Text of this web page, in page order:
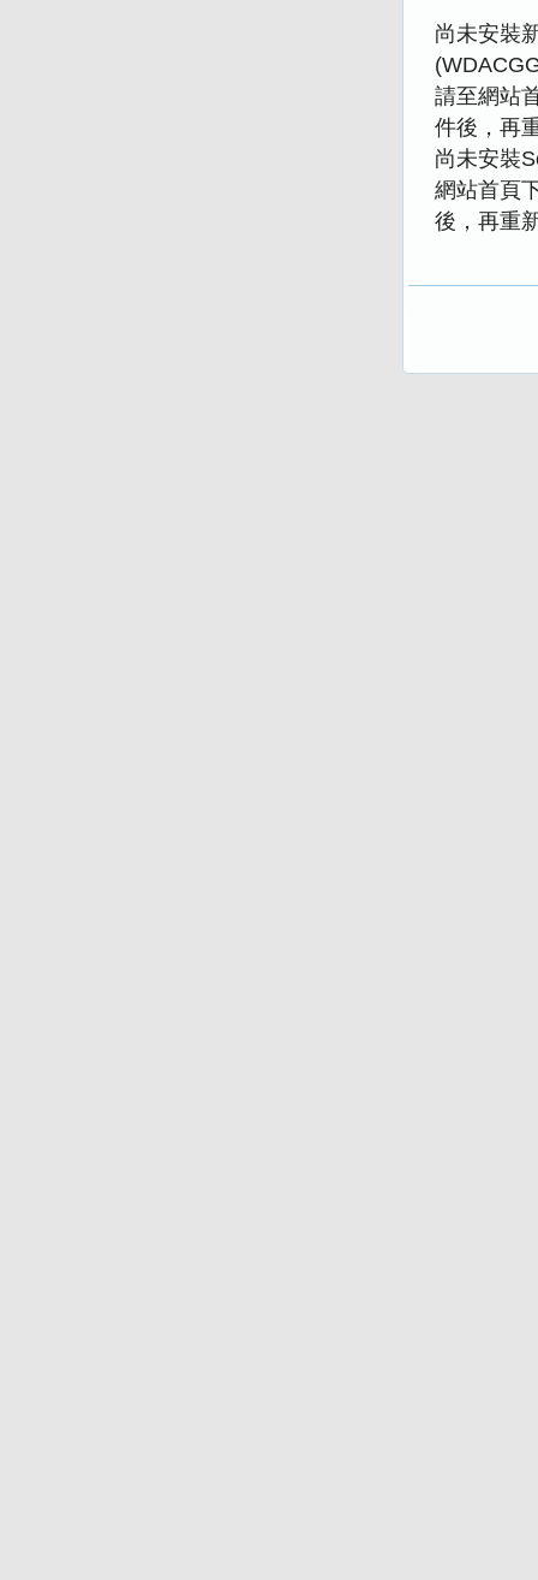
尚未安裝
請至網站
件後，再
尚未安裝
網站首頁
後，再重